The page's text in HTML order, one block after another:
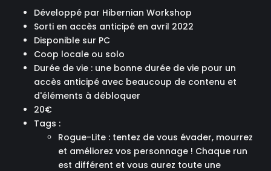
Développé par Hibernian Workshop
Sorti en accès anticipé en avril 2022
Disponible sur PC
Coop locale ou solo
Durée de vie : une bonne durée de vie pour un
accès anticipé avec beaucoup de contenu et
d'éléments à débloquer
20€
Tags :
Rogue-Lite : tentez de vous évader, mourrez
et améliorez vos personnage ! Chaque run
est différent et vous aurez toute une